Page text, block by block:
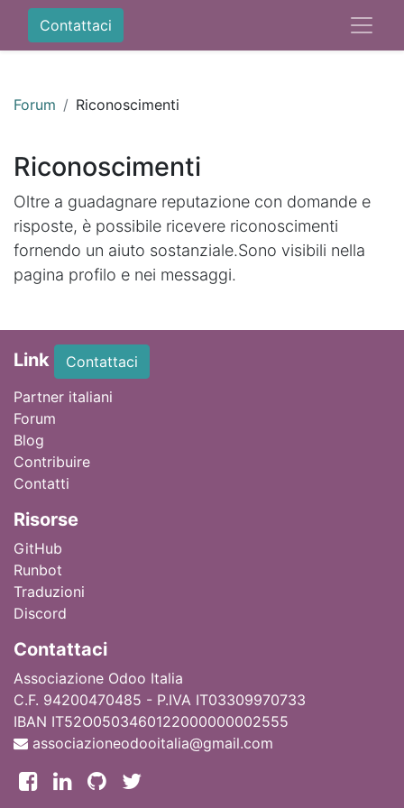
Contattaci
Forum Riconoscimenti
Riconoscimenti
Oltre a guadagnare reputazione con domande e
risposte, è possibile ricevere riconoscimenti
fornendo un aiuto sostanziale.Sono visibili nella
pagina profilo e nei messaggi.
Link
Contattaci
Partner italiani
Forum
Blog
Contribuire
Contatti
Risorse
GitHub
Runbot
Traduzioni
Discord
Contattaci
Associazione Odoo Italia
C.F. 94200470485 - P.IVA IT03309970733
IBAN IT52O0503460122000000002555
associazioneodooitalia@gmail.com